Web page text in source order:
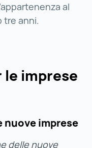
al
tre anni.
imprese
nuove imprese
delle nuove